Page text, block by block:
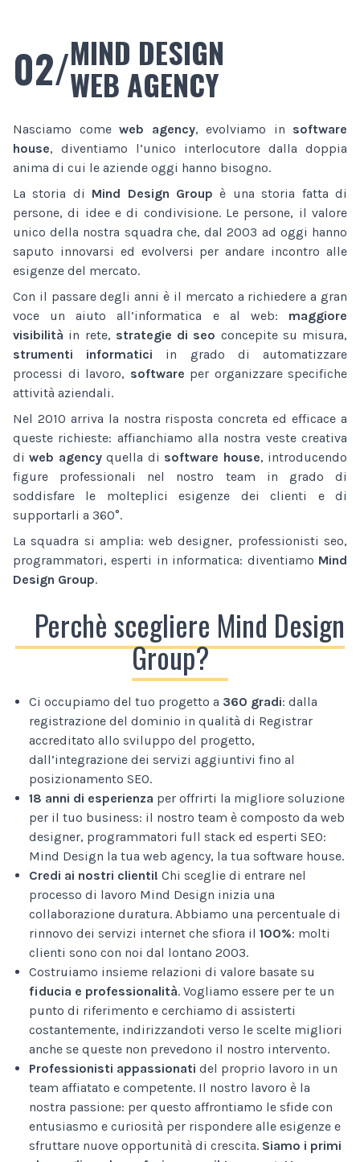
02/MIND DESIGN
WEB AGENCY
Nasciamo come web agency, evolviamo in software
house, diventiamo l’unico interlocutore dalla doppia
anima di cui le aziende oggi hanno bisogno.
La storia di Mind Design Group è una storia fatta di
persone, di idee e di condivisione. Le persone, il valore
unico della nostra squadra che, dal 2003 ad oggi hanno
saputo innovarsi ed evolversi per andare incontro alle
esigenze del mercato.
Con il passare degli anni è il mercato a richiedere a gran
voce un aiuto all’informatica e al web: maggiore
visibilità in rete, strategie di seo concepite su misura,
strumenti informatici in grado di automatizzare
processi di lavoro, software per organizzare specifiche
attività aziendali.
Nel 2010 arriva la nostra risposta concreta ed efficace a
queste richieste: affianchiamo alla nostra veste creativa
diweb agencyquella di software house, introducendo
figure professionali nel nostro team in grado di
soddisfare le molteplici esigenze dei clienti e di
supportarli a 360°.
La squadra si amplia: web designer, professionisti seo,
programmatori, esperti in informatica: diventiamo Mind
Design Group.
Perchè scegliere Mind Design
Group?
Ci occupiamo del tuo progetto a 360 gradi: dalla
registrazione del dominio in qualità di Registrar
accreditato allo sviluppo del progetto,
dall’integrazione dei servizi aggiuntivi fino al
posizionamento SEO.
18 anni di esperienza per offrirti la migliore soluzione
per il tuo business: il nostro team è composto da web
designer, programmatori full stack ed esperti SEO:
Mind Design la tua web agency, la tua software house.
Credi ai nostri clienti! Chi sceglie di entrare nel
processo di lavoro Mind Design inizia una
collaborazione duratura. Abbiamo una percentuale di
rinnovo dei servizi internet che sfiora il 100%: molti
clienti sono con noi dal lontano 2003.
Costruiamo insieme relazioni di valore basate su
fiducia e professionalità. Vogliamo essere per te un
punto di riferimento e cerchiamo di assisterti
costantemente, indirizzandoti verso le scelte migliori
anche se queste non prevedono il nostro intervento.
Professionisti appassionati del proprio lavoro in un
team affiatato e competente. Il nostro lavoro è la
nostra passione: per questo affrontiamo le sfide con
entusiasmo e curiosità per rispondere alle esigenze e
sfruttare nuove opportunità di crescita. Siamo i primi